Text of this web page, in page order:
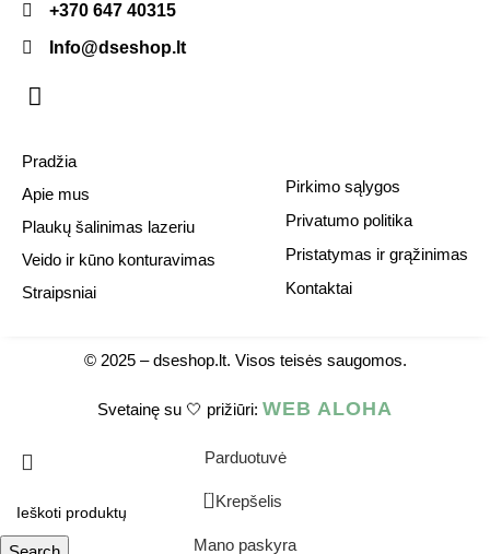
+370 647 40315
Info@dseshop.lt
Pradžia
Apie mus
Plaukų šalinimas lazeriu
Veido ir kūno konturavimas
Straipsniai
Pirkimo sąlygos
Privatumo politika
Pristatymas ir grąžinimas
Kontaktai
© 2025 –dseshop.lt. Visos teisės saugomos.
Svetainę su 🤍 prižiūri:WEB ALOHA
Parduotuvė
0 Krepšelis
Mano paskyra